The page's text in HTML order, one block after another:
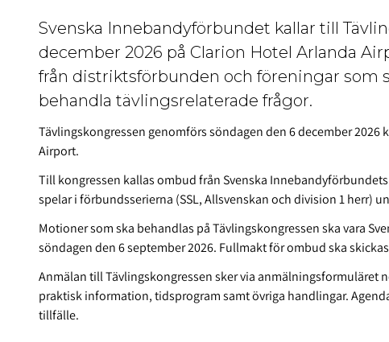
Svenska Innebandyförbundet kallar till
december 2026 på Clarion Hotel Arlanda
från distriktsförbunden och föreningar som
behandla tävlingsrelaterade frågor.
Tävlingskongressen genomförs söndagen den 6 december 2026
Airport.
Till kongressen kallas ombud från Svenska
spelar i förbundsserierna (SSL, Allsvenskan och division 1 herr)
Motioner som ska behandlas på Tävlingskongressen ska vara
söndagen den 6 september 2026. Fullmakt för ombud ska
Anmälan till Tävlingskongressen sker via anmälningsformuläret
praktisk information, tidsprogram samt övriga handlingar.
tillfälle.